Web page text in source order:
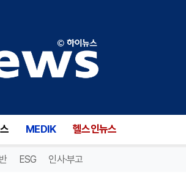
MEDIK 헬스인뉴스
ESG 인사·부고